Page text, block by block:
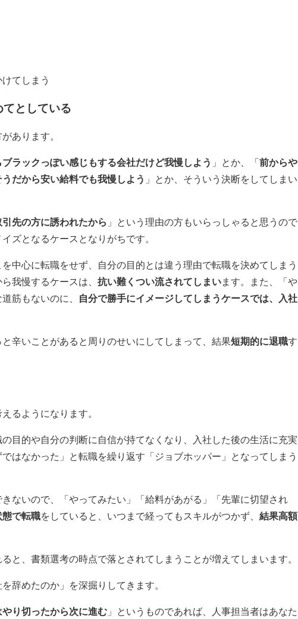
てしまう
としている
あります。
ブラックっぽい感じもする会社だけど我慢しよう 」とか、「前からや
だから安い給料でも我慢しよう 」とか、そういう決断をしてしまい
先の方に誘われたから 」という理由の方もいらっしゃると思うので
ズとなるケースとなりがちです。
中心に転職をせず、自分の目的とは違う理由で転職を決めてしまう
我慢するケースは、 抗い難くつい流されてしまいます。また、「や
筋もないのに、
自分で勝手にイメージしてしまうケースでは、入社
辛いことがあると周りのせいにしてしまって、結果短期的に退職す
るようになります。
目的や自分の判断に自信が持てなくなり、入社した後の生活に充実
はなかった」と転職を繰り返す「ジョブホッパー」となってしまう
ないので、「やってみたい」「給料があがる」「先輩に切望され
態で転職をしていると、いつまで経ってもスキルがつかず、 結果高額
ると、書類選考の時点で落とされてしまうことが増えてしまいます。
辞めたのか」を深掘りしてきます。
り切ったから次に進む 」というものであれば、人事担当者はあなた